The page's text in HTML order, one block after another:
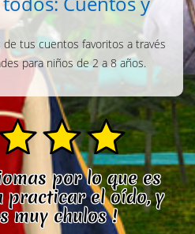
tus cuentos favoritos a través
para niños de 2 a 8 años.
por lo que es
practicar el oído, y
muy chulos !